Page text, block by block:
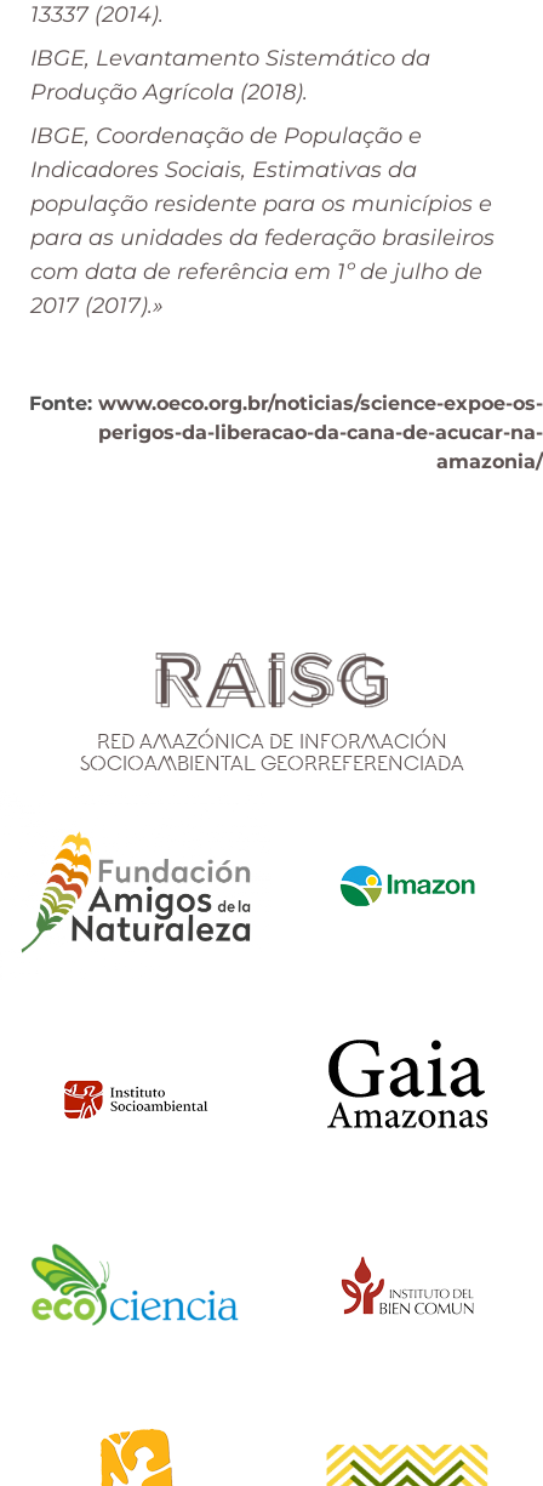
13337 (2014).
IBGE, Levantamento Sistemático da
Produção Agrícola (2018).
IBGE, Coordenação de População e
Indicadores Sociais, Estimativas da
população residente para os municípios e
para as unidades da federação brasileiros
com data de referência em 1º de julho de
2017 (2017).»
Fonte: www.oeco.org.br/noticias/science-expoe-os-
perigos-da-liberacao-da-cana-de-acucar-na-
amazonia/
Red Amazónica de Información
Socioambiental Georreferenciada